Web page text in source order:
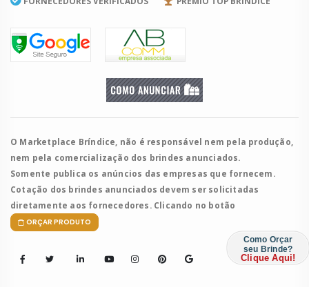
O Marketplace Bríndice, não é responsável nem pela produção,
nem pela comercialização dos brindes anunciados.
Somente publica os anúncios das empresas que fornecem.
Cotação dos brindes anunciados devem ser solicitadas
diretamente aos fornecedores. Clicando no botão
ORÇAR PRODUTO
Como Orçar
seu Brinde?
Clique Aqui!